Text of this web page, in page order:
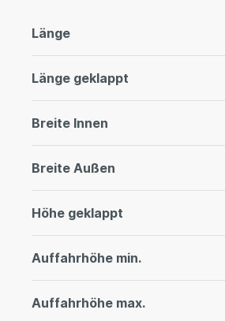
Länge
Länge geklappt
Breite Innen
Breite Außen
Höhe geklappt
Auffahrhöhe min.
Auffahrhöhe max.